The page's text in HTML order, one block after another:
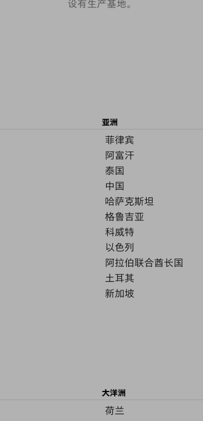
设有生产基地。
亚洲
菲律宾
阿富汗
泰国
中国
哈萨克斯坦
格鲁吉亚
科威特
以色列
阿拉伯联合酋长国
土耳其
新加坡
大洋洲
荷兰